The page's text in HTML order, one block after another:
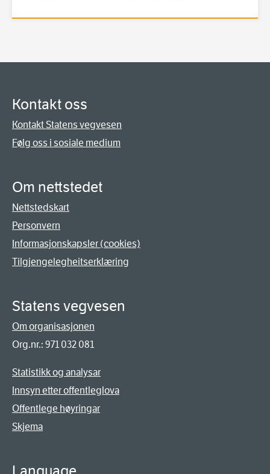
Kontakt oss
Kontakt Statens vegvesen
Følg oss i sosiale medium
Om nettstedet
Nettstedskart
Personvern
Informasjonskapsler (cookies)
Tilgjengelegheitserklæring
Statens vegvesen
Om organisasjonen
Org.nr.: 971 032 081
Statistikk og analysar
Innsyn etter offentleglova
Offentlege høyringar
Skjema